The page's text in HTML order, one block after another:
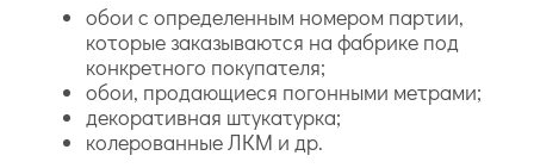
обои с определенным номером партии,
которые заказываются на фабрике под
конкретного покупателя;
обои, продающиеся погонными метрами;
декоративная штукатурка;
колерованные ЛКМ и др.